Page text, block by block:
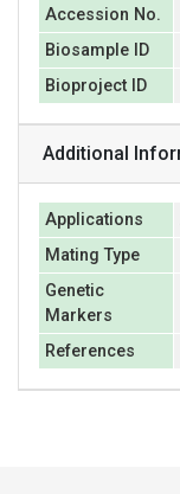
Accession No.
Biosample ID
Bioproject ID
Additional
Applications
Mating Type
Genetic
Markers
References